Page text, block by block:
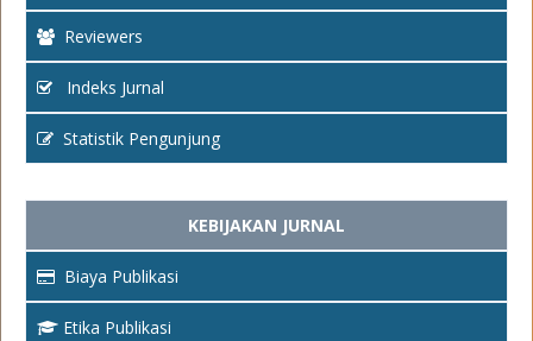
Reviewers
Indeks Jurnal
Statistik Pengunjung
KEBIJAKAN JURNAL
Biaya Publikasi
Etika Publikasi